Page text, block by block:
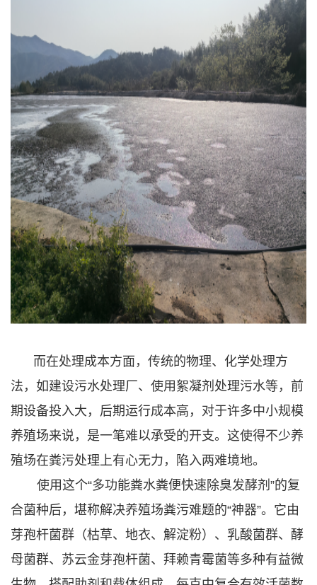
而在处理成本方面，传统的物理、化学处理方
法，如建设污水处理厂、使用絮凝剂处理污水等，前
期设备投入大，后期运行成本高，对于许多中小规模
养殖场来说，是一笔难以承受的开支。这使得不少养
殖场在粪污处理上有心无力，陷入两难境地。
使用这个“多功能粪水粪便快速除臭发酵剂”的复
合菌种后，堪称解决养殖场粪污难题的“神器”。它由
芽孢杆菌群（枯草、地衣、解淀粉）、乳酸菌群、酵
母菌群、苏云金芽孢杆菌、拜赖青霉菌等多种有益微